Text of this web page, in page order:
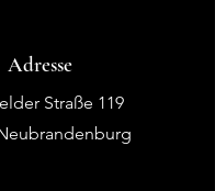
Adresse
Straße 119